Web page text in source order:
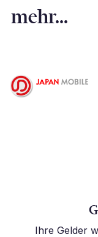
mehr...
Ihre Gelder